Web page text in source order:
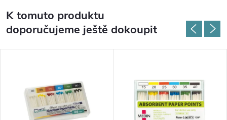
K tomuto produktu
doporučujeme ještě dokoupit